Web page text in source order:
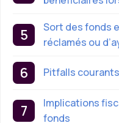
Sort des fonds
réclamés ou
Pitfalls
Implications
fonds